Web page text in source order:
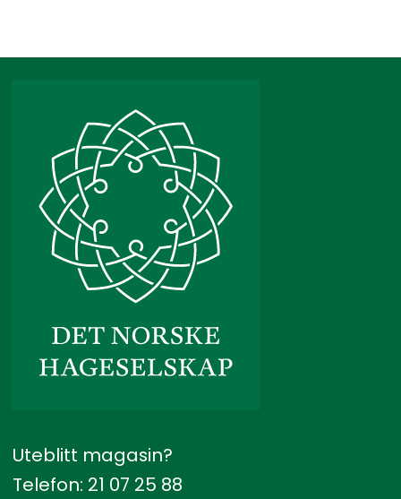
Uteblitt magasin?
Telefon: 21 07 25 88